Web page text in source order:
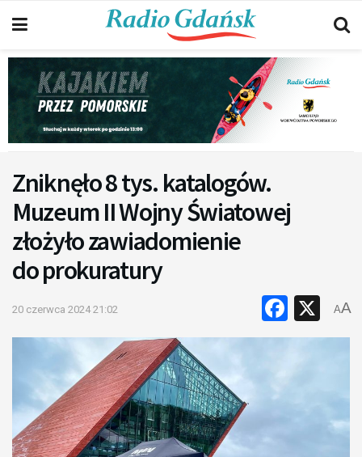
Zniknęło 8 tys. katalogów.
Muzeum II Wojny Światowej
złożyło zawiadomienie
do prokuratury
20 czerwca 2024 21:02 X
AA